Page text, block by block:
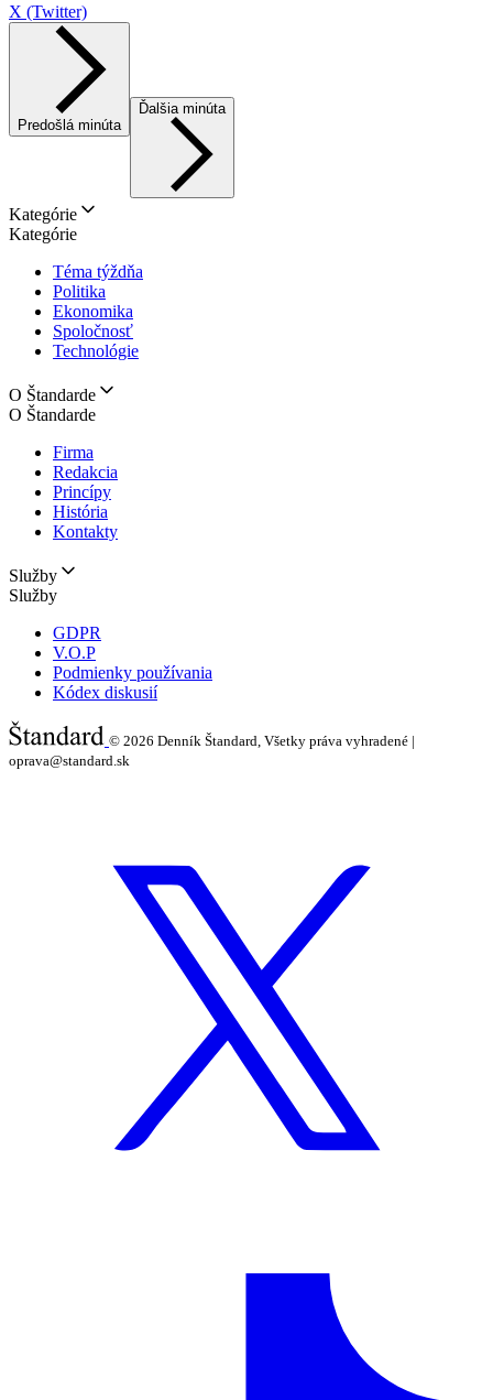
X (Twitter)
Predošlá minúta
Ďalšia minúta
Kategórie
Kategórie
Téma týždňa
Politika
Ekonomika
Spoločnosť
Technológie
O Štandarde
O Štandarde
Firma
Redakcia
Princípy
História
Kontakty
Služby
Služby
GDPR
V.O.P
Podmienky používania
Kódex diskusií
© 2026 Denník Štandard, Všetky práva vyhradené |
oprava@standard.sk